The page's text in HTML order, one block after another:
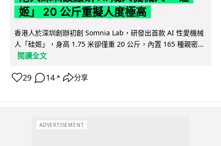
姬」 20 公斤重擬人度極高
香港人於深圳創辦初創 Somnia Lab，研發出首款 AI 性愛機械
人「硅姬」，身高 1.75 米卻僅重 20 公斤，內置 165 種親密...
閱讀全文
29 14 ↗ 分享
ADVERTISEMENT